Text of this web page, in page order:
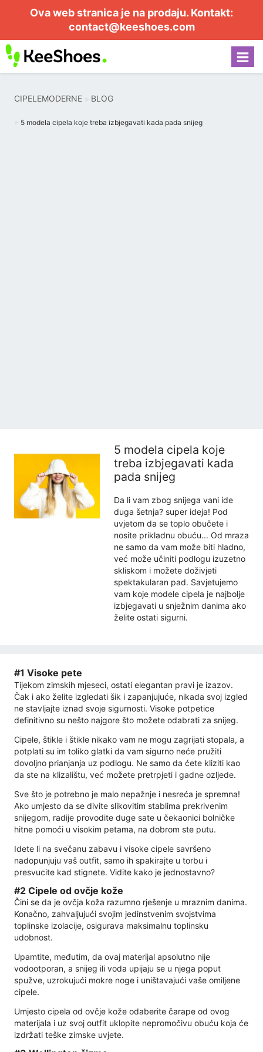
Ova web stranica je na prodaju. Kontakt:
contact@keeshoes.com
CIPELEMODERNE BLOG
5 modela cipela koje treba izbjegavati kada pada snijeg
5 modela cipela koje
treba izbjegavati kada
pada snijeg
Da li vam zbog snijega vani ide
duga šetnja? super ideja! Pod
uvjetom da se toplo obučete i
nosite prikladnu obuću... Od mraza
ne samo da vam može biti hladno,
već može učiniti podlogu izuzetno
skliskom i možete doživjeti
spektakularan pad. Savjetujemo
vam koje modele cipela je najbolje
izbjegavati u snježnim danima ako
želite ostati sigurni.
#1 Visoke pete
Tijekom zimskih mjeseci, ostati elegantan pravi je izazov.
Čak i ako želite izgledati šik i zapanjujuće, nikada svoj izgled
ne stavljajte iznad svoje sigurnosti. Visoke potpetice
definitivno su nešto najgore što možete odabrati za snijeg.
Cipele, štikle i štikle nikako vam ne mogu zagrijati stopala, a
potplati su im toliko glatki da vam sigurno neće pružiti
dovoljno prianjanja uz podlogu. Ne samo da ćete kliziti kao
da ste na klizalištu, već možete pretrpjeti i gadne ozljede.
Sve što je potrebno je malo nepažnje i nesreća je spremna!
Ako umjesto da se divite slikovitim stablima prekrivenim
snijegom, radije provodite duge sate u čekaonici bolničke
hitne pomoći u visokim petama, na dobrom ste putu.
Idete li na svečanu zabavu i visoke cipele savršeno
nadopunjuju vaš outfit, samo ih spakirajte u torbu i
presvucite kad stignete. Vidite kako je jednostavno?
#2 Cipele od ovčje kože
Čini se da je ovčja koža razumno rješenje u mraznim danima.
Konačno, zahvaljujući svojim jedinstvenim svojstvima
toplinske izolacije, osigurava maksimalnu toplinsku
udobnost.
Upamtite, međutim, da ovaj materijal apsolutno nije
vodootporan, a snijeg ili voda upijaju se u njega poput
spužve, uzrokujući mokre noge i uništavajući vaše omiljene
cipele.
Umjesto cipela od ovčje kože odaberite čarape od ovog
materijala i uz svoj outfit uklopite nepromočivu obuću koja će
izdržati teške zimske uvjete.